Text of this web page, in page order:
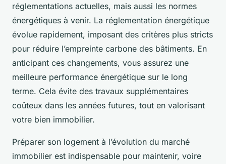
réglementations actuelles, mais aussi les normes
énergétiques à venir. La réglementation énergétique
évolue rapidement, imposant des critères plus stricts
pour réduire l’empreinte carbone des bâtiments. En
anticipant ces changements, vous assurez une
meilleure performance énergétique sur le long
terme. Cela évite des travaux supplémentaires
coûteux dans les années futures, tout en valorisant
votre bien immobilier.
Préparer son logement à l’évolution du marché
immobilier est indispensable pour maintenir, voire